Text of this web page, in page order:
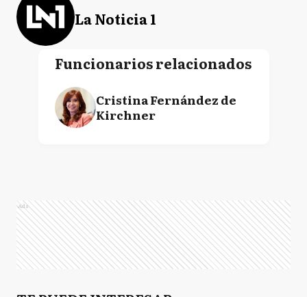
La Noticia 1
Funcionarios relacionados
Cristina Fernández de
Kirchner
Ads